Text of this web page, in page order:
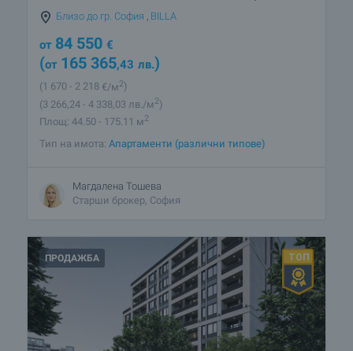
Близо до гр. София , BILLA
от 84 550 €
(от 165 365,43 лв.)
(1 670 - 2 218 €/м2)
(3 266,24 - 4 338,03 лв./м2)
Площ: 44.50 - 175.11 м2
Тип на имота: Апартаменти (различни типове)
Магдалена Тошева
Старши брокер, София
ПРОДАЖБА